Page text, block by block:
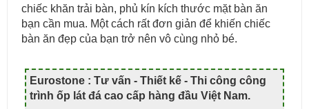
chiếc khăn trải bàn, phủ kín kích thước mặt bàn ăn
bạn cần mua. Một cách rất đơn giản để khiến chiếc
bàn ăn đẹp của bạn trở nên vô cùng nhỏ bé.
Eurostone : Tư vấn - Thiết kế - Thi công công
trình ốp lát đá cao cấp hàng đầu Việt Nam.